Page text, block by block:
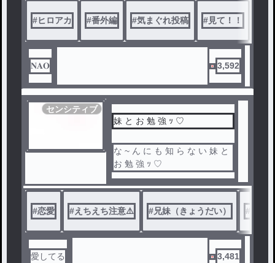
#ヒロアカ #番外編 #気まぐれ投稿 #見て！！
𝐍𝐀𝐎 3,592
センシティブ
妹 と お 勉 強 ｯ ♡
な ~ ん に も 知 ら な い 妹 と
お 勉 強 ｯ ♡
#恋愛 #えちえち注意⚠️ #兄妹（きょうだい） #
愛してる 3,481